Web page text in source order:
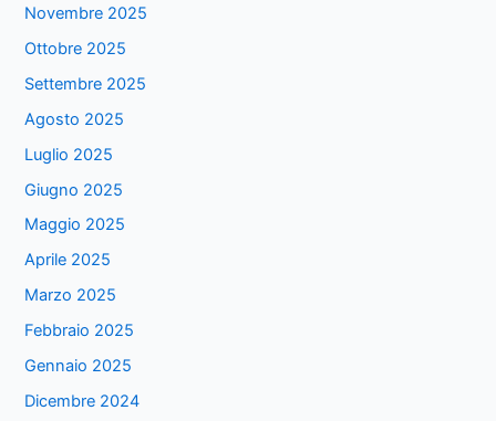
Novembre 2025
Ottobre 2025
Settembre 2025
Agosto 2025
Luglio 2025
Giugno 2025
Maggio 2025
Aprile 2025
Marzo 2025
Febbraio 2025
Gennaio 2025
Dicembre 2024